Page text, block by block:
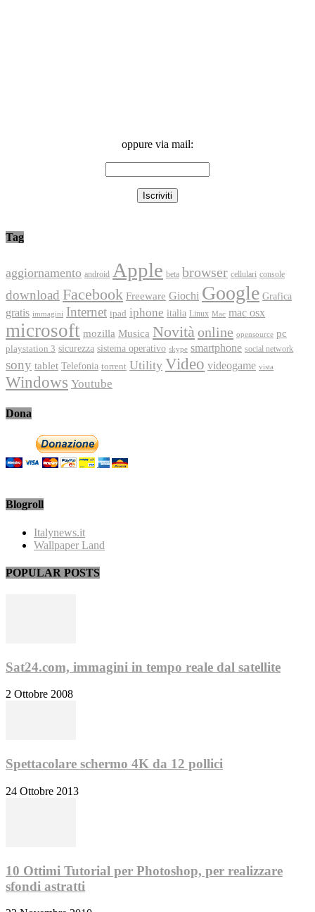
oppure via mail:
Tag
aggiornamento android Apple beta browser cellulari console
download Facebook Freeware Giochi Google Grafica
gratis immagini Internet ipad iphone italia Linux Mac mac osx
microsoft mozilla Musica Novità online opensource pc
playstation 3 sicurezza sistema operativo skype smartphone social network
sony tablet Telefonia torrent Utility Video videogame vista
Windows Youtube
Dona
Blogroll
Italynews.it
Wallpaper Land
POPULAR POSTS
Sat24.com, immagini in tempo reale dal satellite
2 Ottobre 2008
Spettacolare schermo 4K da 12 pollici
24 Ottobre 2013
10 Ottimi Tutorial per Photoshop, per realizzare
sfondi astratti